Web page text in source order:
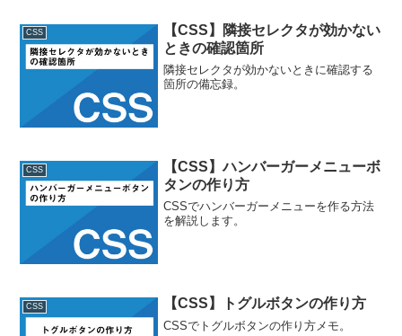
CSS
【CSS】隣接セレクタが効かない
ときの確認箇所
隣接セレクタが効かないときに確認する
箇所の備忘録。
CSS
【CSS】ハンバーガーメニューボ
タンの作り方
CSSでハンバーガーメニューを作る方法
を解説します。
CSS 【CSS】トグルボタンの作り方
CSSでトグルボタンの作り方メモ。